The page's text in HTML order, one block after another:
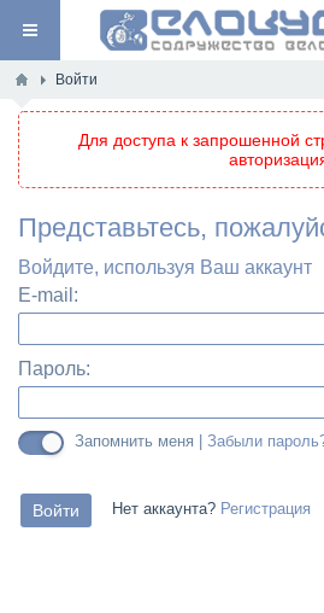
Войти
Для доступа к запрошенной
Представьтесь,
Войдите, используя Ваш аккаунт
E-mail:
Пароль:
Запомнить меня | Забыли
Нет аккаунта? Регистрация